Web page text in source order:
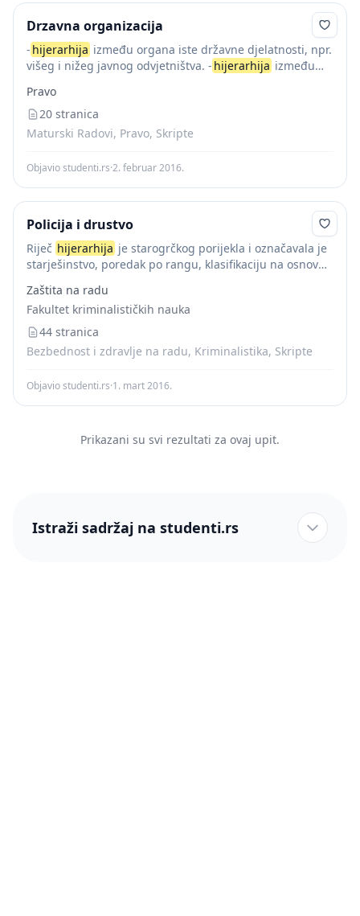
Drzavna organizacija
- hijerarhija između organa iste državne djelatnosti, npr.
višeg i nižeg javnog odvjetništva. - hijerarhija između
odvjetnika i njegovog zamjenika. Na svakoj od tih...
Pravo
20 stranica
Maturski Radovi, Pravo, Skripte
Objavio studenti.rs·2. februar 2016.
Policija i drustvo
Riječ hijerarhija je starogrčkog porijekla i označavala je
starješinstvo, poredak po rangu, klasifikaciju na osnovu
termina proširila se na oblika novouspostavljenih
kooperativnih odnosa...
Zaštita na radu
Fakultet kriminalističkih nauka
44 stranica
Bezbednost i zdravlje na radu, Kriminalistika, Skripte
Objavio studenti.rs·1. mart 2016.
Prikazani su svi rezultati za ovaj upit.
Istraži sadržaj na studenti.rs